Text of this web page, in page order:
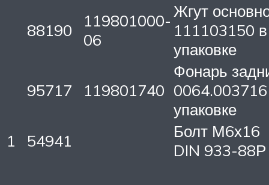
88190
119801000-
06
Жгут
111103150 в
упаковке
95717 119801740
Фонарь
упаковке
1
54941
Болт М6х16
DIN 933-88Р